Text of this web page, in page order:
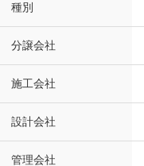
種別
分譲会社
施工会社
設計会社
管理会社